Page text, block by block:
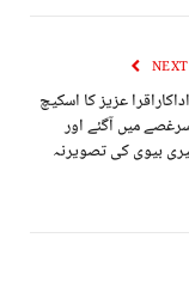
عزیز کا اسکیچ
میں آگئے اور
بیوی کی تصویرنہ